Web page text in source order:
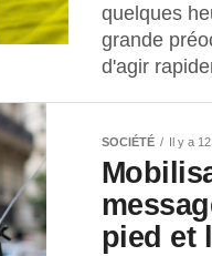
quelques
grande
d'agir
SOCIÉTÉ Il y a
pied et